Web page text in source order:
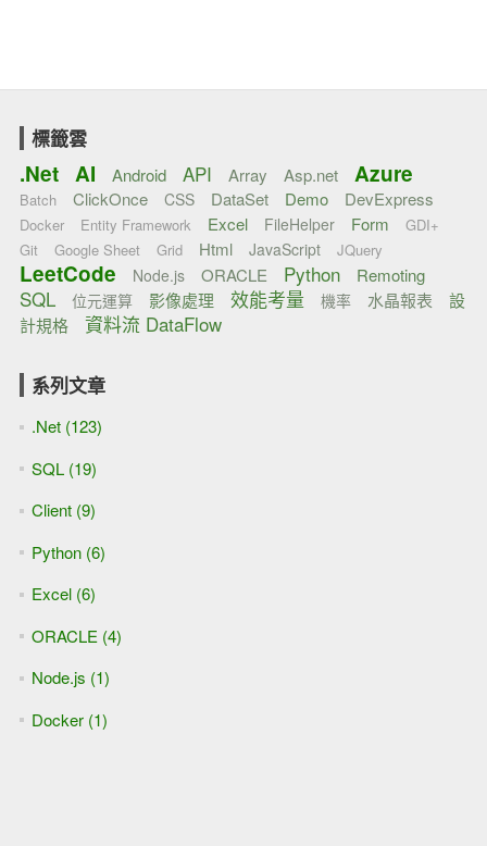
標籤雲
.Net AI Android API Array Asp.net Azure
Batch ClickOnce CSS DataSet Demo DevExpress
Docker Entity Framework Excel FileHelper Form
GDI+
Git
Google Sheet Grid Html JavaScript JQuery
LeetCode Node.js ORACLE Python Remoting
SQL 位元運算 影像處理 效能考量 機率 水晶報表
設
計規格
資料流 DataFlow
系列文章
.Net (123)
SQL (19)
Client (9)
Python (6)
Excel (6)
ORACLE (4)
Node.js (1)
Docker (1)